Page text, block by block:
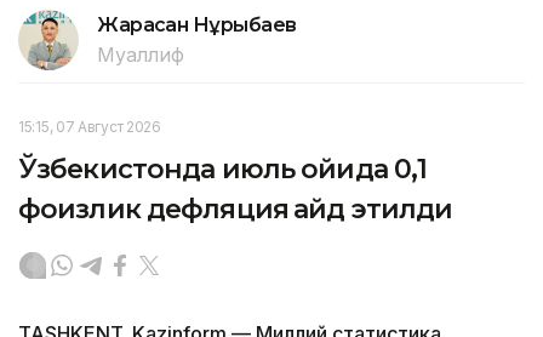
Жарасқан Нұрыбаев
Муаллиф
15:15, 07 Август 2026
Ўзбекистонда июль ойида 0,1
фоизлик дефляция қайд этилди